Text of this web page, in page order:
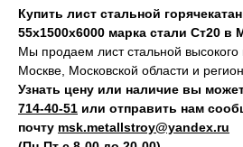
Купить лист стальной
55х1500х6000 марка стали Ст20 в
Мы продаем лист стальной высокого
Москве, Московской области и
Узнать цену или наличие вы
714‑40-51 или отправить нам
почту msk.metallstroy@yandex.ru